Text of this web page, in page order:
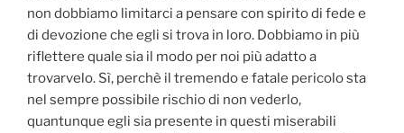
non dobbiamo limitarci a pensare con spirito di fede e
di devozione che egli si trova in loro. Dobbiamo in più
riflettere quale sia il modo per noi più adatto a
trovarvelo. Sì, perchè il tremendo e fatale pericolo sta
nel sempre possibile rischio di non vederlo,
quantunque egli sia presente in questi miserabili